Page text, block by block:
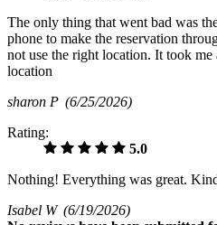
The only thing that went bad was
phone to make the reservation
not use the right location. It took
location
sharon P (6/25/2026)
Rating:
5.0
Nothing! Everything was great.
Isabel W (6/19/2026)